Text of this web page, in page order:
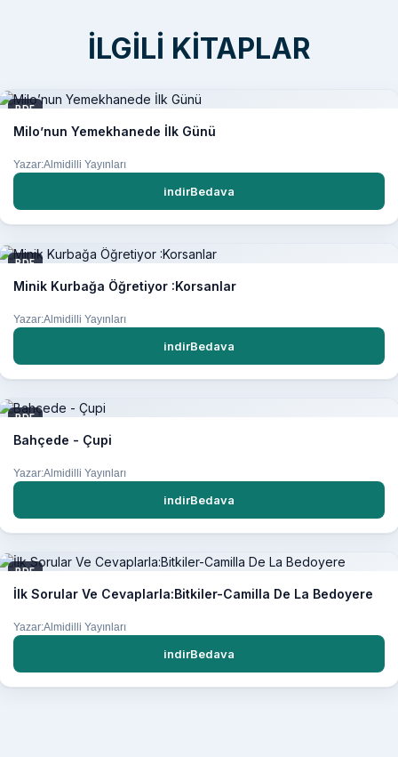
İLGILI KITAPLAR
PDF
Milo’nun Yemekhanede İlk Günü
Yazar:Almidilli Yayınları
indirBedava
PDF
Minik Kurbağa Öğretiyor :Korsanlar
Yazar:Almidilli Yayınları
indirBedava
PDF
Bahçede - Çupi
Yazar:Almidilli Yayınları
indirBedava
PDF
İlk Sorular Ve Cevaplarla:Bitkiler-Camilla De La Bedoyere
Yazar:Almidilli Yayınları
indirBedava